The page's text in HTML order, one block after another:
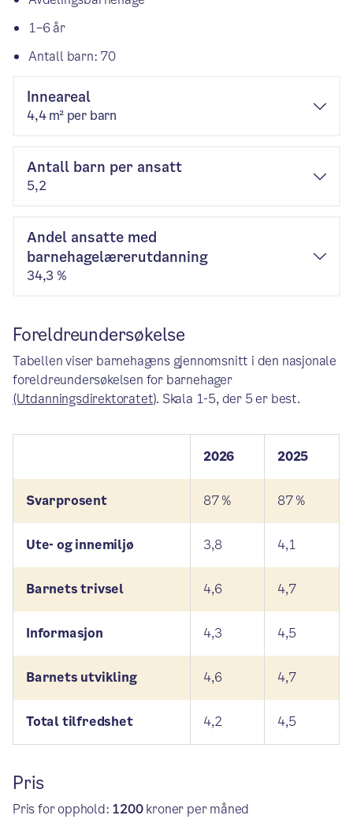
1–6 år
Antall barn: 70
Inneareal
4,4 m² per barn
Antall barn per ansatt
5,2
Andel ansatte med
barnehagelærerutdanning
34,3 %
Foreldreundersøkelse
Tabellen viser barnehagens gjennomsnitt i den nasjonale
foreldreundersøkelsen for barnehager
(Utdanningsdirektoratet). Skala 1-5, der 5 er best.
2026 2025
Svarprosent 87 % 87 %
Ute- og innemiljø 3,8 4,1
Barnets trivsel 4,6 4,7
Informasjon 4,3 4,5
Barnets utvikling 4,6 4,7
Total tilfredshet 4,2 4,5
Pris
Pris for opphold: 1200kroner per måned